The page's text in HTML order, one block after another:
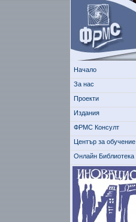
Начало
За нас
Проекти
Издания
ФРМС Консулт
Център за обучение
Онлайн Библиотека